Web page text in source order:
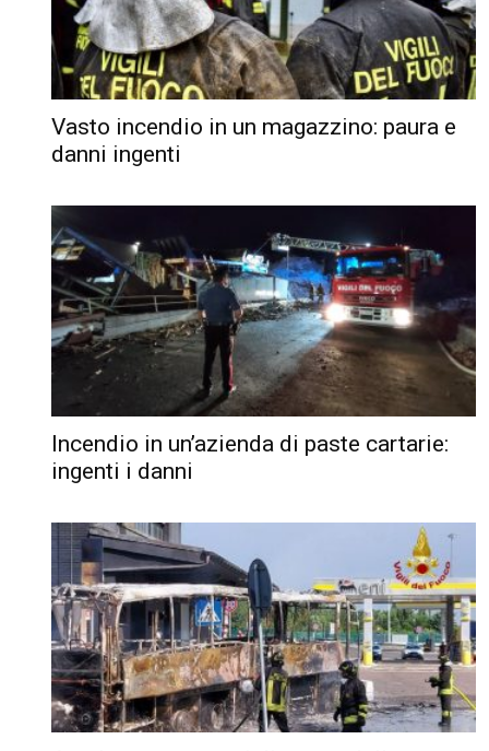
Vasto incendio in un magazzino: paura e
danni ingenti
Incendio in un’azienda di paste cartarie:
ingenti i danni